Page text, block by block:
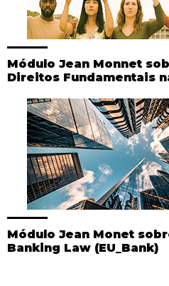
Módulo Jean Monnet
Direitos Fundamentais
Módulo Jean Monet
Banking Law (EU_Bank)